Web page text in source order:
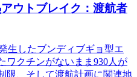
ウトブレイク：渡航者
生したブンディブギョ型エ
ワクチンがないまま930人が
限、そして渡航計画に関連地